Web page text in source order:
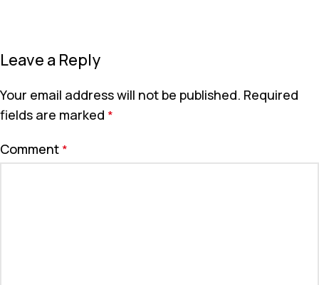
Leave a Reply
Your email address will not be published. Required
fields are marked *
Comment *